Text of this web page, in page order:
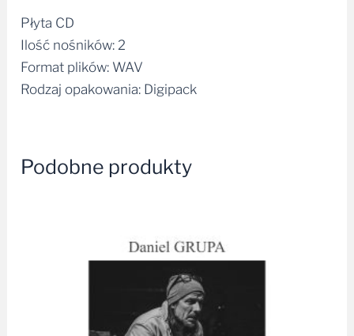
Płyta CD
Ilość nośników: 2
Format plików: WAV
Rodzaj opakowania: Digipack
Podobne produkty